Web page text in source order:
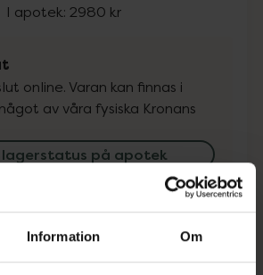
Information Om
I apotek: 2980 kr
online. Varan kan finnas i
av våra fysiska Kronans
lagerstatus på apotek
finns i lager online